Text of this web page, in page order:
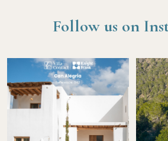
Follow us on